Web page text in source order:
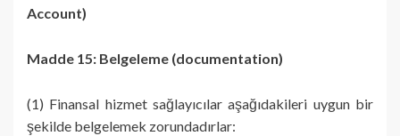
Account)
Madde 15: Belgeleme (documentation)
(1) Finansal hizmet sağlayıcılar aşağıdakileri uygun bir
şekilde belgelemek zorundadırlar: